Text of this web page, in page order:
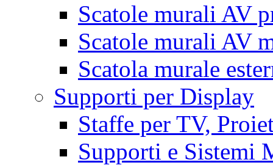
Scatole murali AV
Scatole murali AV
Scatola murale
Supporti per Display
Staffe per TV,
Supporti e Sistemi